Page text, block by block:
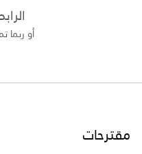
أو ربما
مقترحات